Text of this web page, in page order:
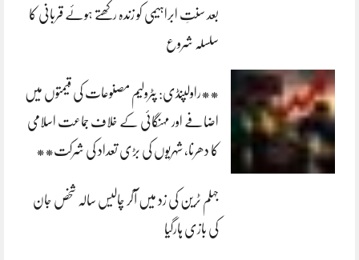
بعد سنتِ ابراہیمی کو زندہ رکھتے ہوئے قربانی کا
سلسلہ شروع
**راولپنڈی: پٹرولیم مصنوعات کی قیمتوں میں
اضافے اور مہنگائی کے خلاف جماعت اسلامی
کا دھرنا، شہریوں کی بڑی تعداد کی شرکت**
جہلم ٹرین کی زد میں آکر چالیس سالہ شخص جان
کی بازی ہارگیا